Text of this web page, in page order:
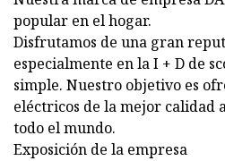
popular en el hogar.
Disfrutamos de una gran
especialmente en la I + D de
simple. Nuestro objetivo es
eléctricos de la mejor calidad
todo el mundo.
Exposición de la empresa